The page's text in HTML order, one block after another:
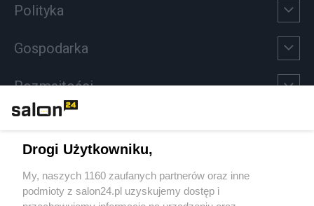
Polityka
Gospodarka
Rozmaitości
Sport
Społeczeństwo
Drogi Użytkowniku,
My, naszych 1160 zaufanych partnerów oraz inne
podmioty z salon24.pl uzyskujemy dostęp i